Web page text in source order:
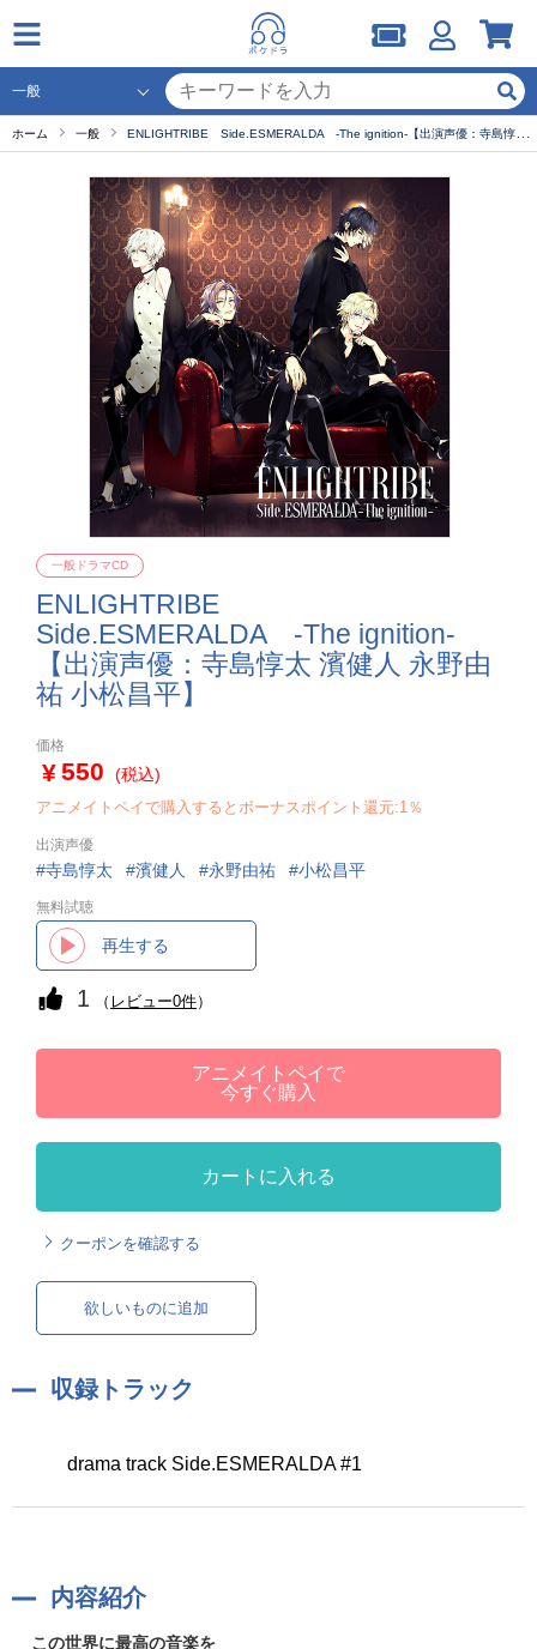
ホーム 一般 ENLIGHTRIBE Side.ESMERALDA -The ignition-【出演声優：寺島惇太 濱健人 永野由祐 小松昌平】
ENLIGHTRIBE
Side.ESMERALDA -The ignition-
【出演声優：寺島惇太 濱健人 永野由
祐 小松昌平】
一般ドラマCD
価格
550 (税込)
アニメイトペイで購入するとボーナスポイント還元:1％
出演声優
寺島惇太 濱健人 永野由祐 小松昌平
無料試聴
再生する
1 （ レビュー0件）
アニメイトペイで
今すぐ購入
カートに入れる
クーポンを確認する
欲しいものに追加
収録トラック
drama track Side.ESMERALDA #1
内容紹介
__この世界に最高の音楽を